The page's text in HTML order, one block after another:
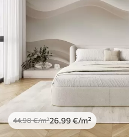
Premium vinüül
Peel and Stick
81.6749.00 €/m²
44.98€/m²26 .99 €/m²